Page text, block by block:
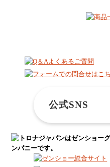
公式SNS